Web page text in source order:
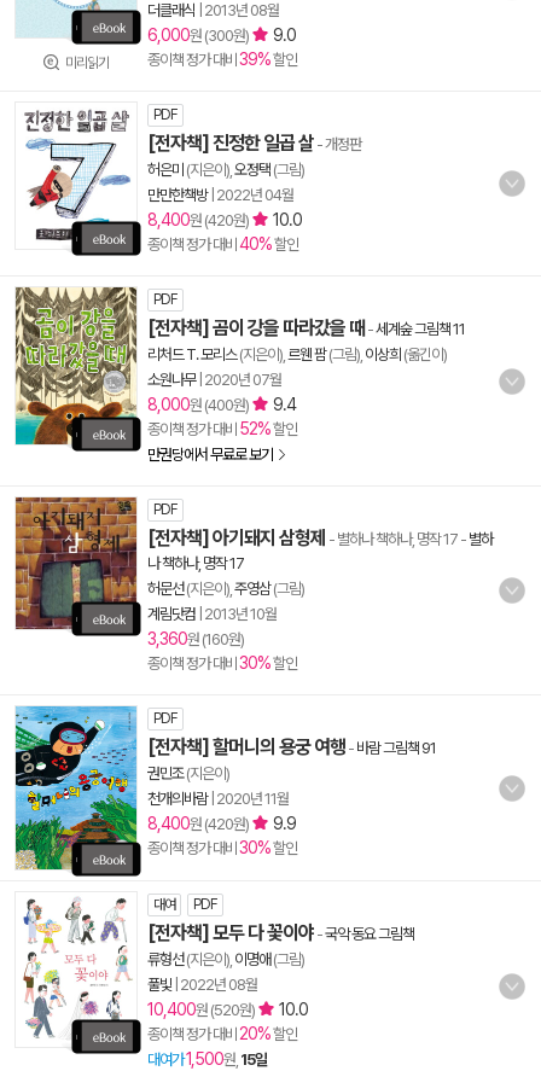
미리읽기
더클래식 2013년 08월
6,000원 (300원) 9.0
종이책 정가 대비 39%할인
PDF
[전자책] 진정한 일곱 살 - 개정판
허은미 (지은이), 오정택 (그림)
만만한책방| 2022년 04월
8,400원 (420원) 10.0
종이책 정가 대비 40%할인
PDF
[전자책] 곰이 강을 따라갔을 때 -세계숲 그림책 11
리처드 T. 모리스(지은이), 르웬 팜(그림), 이상희 (옮긴이)
소원나무| 2020년 07월
8,000원 (400원) 9.4
종이책 정가 대비 52%할인
만권당에서 무료로 보기
PDF
[전자책] 아기돼지 삼형제 - 별하나 책하나, 명작 17 - 별하
나 책하나, 명작 17
허문선(지은이), 주영삼(그림)
계림닷컴 2013년 10월
3,360원 (160원)
종이책 정가 대비 30%할인
PDF
[전자책] 할머니의 용궁 여행 - 바람 그림책 91
권민조(지은이)
천개의바람| 2020년 11월
8,400원 (420원) 9.9
종이책 정가 대비 30%할인
대여 PDF
[전자책] 모두 다 꽃이야 -국악 동요 그림책
류형선(지은이), 이명애 (그림)
풀빛 2022년 08월
10,400원 (520원) 10.0
종이책 정가 대비 20%할인
대여가1,500원, 15일